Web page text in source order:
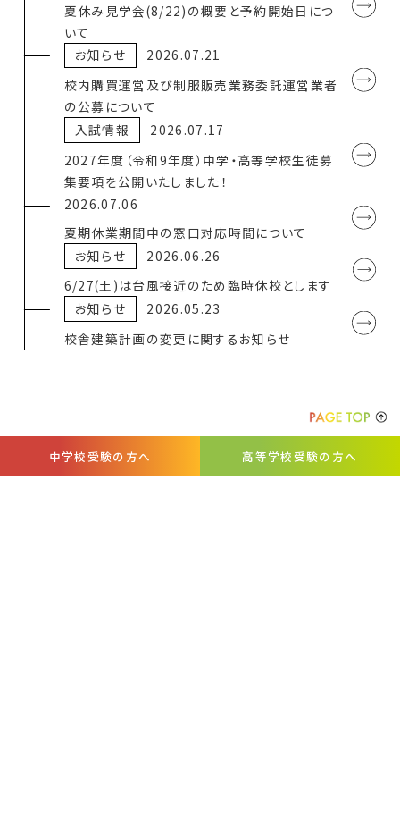
中学校受験の方へ 高等学校受験の方へ
夏休み見学会(8/22)の概要と予約開始日につ
いて
お知らせ
2026.07.21
校内購買運営及び制服販売業務委託運営業者
の公募について
入試情報
2026.07.17
2027年度（令和9年度）中学・高等学校生徒募
集要項を公開いたしました！
2026.07.06
夏期休業期間中の窓口対応時間について
お知らせ
2026.06.26
6/27(土)は台風接近のため臨時休校とします
お知らせ
2026.05.23
校舎建築計画の変更に関するお知らせ